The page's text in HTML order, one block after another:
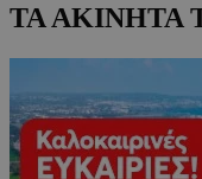
ΤΑ ΑΚΙΝΗΤΑ